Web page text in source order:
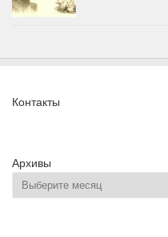
Контакты
Архивы